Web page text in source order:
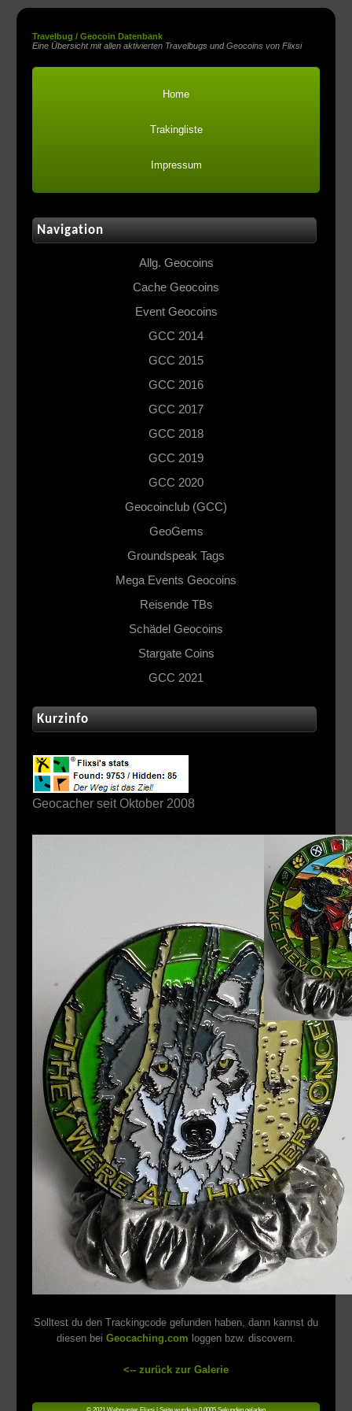
Travelbug / Geocoin Datenbank
Eine Übersicht mit allen aktivierten Travelbugs und Geocoins von Flixsi
Home
Trakingliste
Impressum
Navigation
Allg. Geocoins
Cache Geocoins
Event Geocoins
GCC 2014
GCC 2015
GCC 2016
GCC 2017
GCC 2018
GCC 2019
GCC 2020
Geocoinclub (GCC)
GeoGems
Groundspeak Tags
Mega Events Geocoins
Reisende TBs
Schädel Geocoins
Stargate Coins
GCC 2021
Kurzinfo
Geocacher seit Oktober 2008
Solltest du den Trackingcode gefunden haben, dann kannst du
diesen bei Geocaching.com loggen bzw. discovern.
<-- zurück zur Galerie